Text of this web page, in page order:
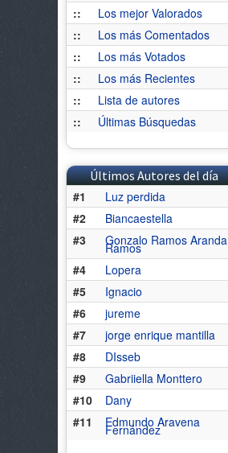
::
Los mejor Valorados
::
Los más Comentados
::
Los más Votados
::
Los más Recientes
::
Lista de autores
::
Últimas Búsquedas
Últimos Autores del día
#1
Luz perdida
#2
Biancaestella
#3
Gonzalo Ramos Aranda
Ramos
#4
Lopera
#5
Ignacio
#6
jureme
#7
jorge enrique mantilla
#8
DIsseb
#9
Gabriiella Monttero
#10
Dany
#11
Edmundo Aravena
Fernández